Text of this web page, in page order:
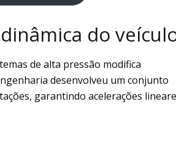
do
de alta pressão modifica
desenvolveu um conjunto
garantindo acelerações